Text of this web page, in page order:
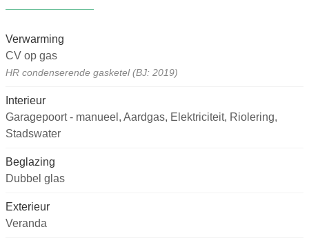
Verwarming
CV op gas
HR condenserende gasketel (BJ: 2019)
Interieur
Garagepoort - manueel, Aardgas, Elektriciteit, Riolering,
Stadswater
Beglazing
Dubbel glas
Exterieur
Veranda